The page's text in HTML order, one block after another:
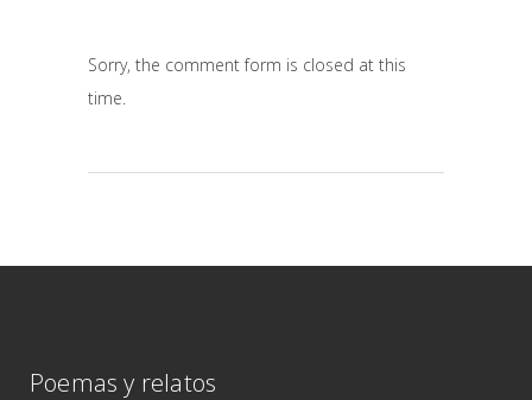
Sorry, the comment form is closed at this
time.
Poemas y relatos